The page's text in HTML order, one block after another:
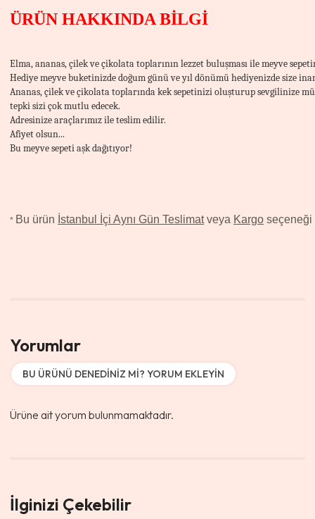
ÜRÜN HAKKINDA BİLGİ
Elma, ananas, çilek ve çikolata toplarının lezzet buluşması ile meyve
Hediye meyve buketinizde doğum günü ve yıl dönümü hediyenizde size
Ananas, çilek ve çikolata toplarında kek sepetinizi oluşturup sevgilinize
tepki sizi çok mutlu edecek.
Adresinize araçlarımız ile teslim edilir.
Afiyet olsun...
Bu meyve sepeti aşk dağıtıyor!
* Bu ürün İstanbul İçi Aynı Gün Teslimatveya Kargo seçeneği
Yorumlar
BU ÜRÜNÜ DENEDINIZ MI? YORUM EKLEYIN
Ürüne ait yorum bulunmamaktadır.
İlginizi Çekebilir